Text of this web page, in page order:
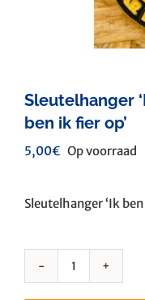
Sleutelhanger
ben ik fier op’
5,00€ Op voorraad
Sleutelhanger ‘Ik
Sleutelhanger